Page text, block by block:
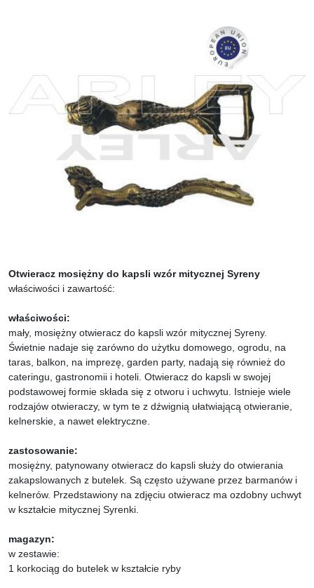
Otwieracz mosiężny do kapsli wzór mitycznej Syreny
właściwości i zawartość:
właściwości:
mały, mosiężny otwieracz do kapsli wzór mitycznej Syreny.
Świetnie nadaje się zarówno do użytku domowego, ogrodu, na
taras, balkon, na imprezę, garden party, nadają się również do
cateringu, gastronomii i hoteli. Otwieracz do kapsli w swojej
podstawowej formie składa się z otworu i uchwytu. Istnieje wiele
rodzajów otwieraczy, w tym te z dźwignią ułatwiającą otwieranie,
kelnerskie, a nawet elektryczne.
zastosowanie:
mosiężny, patynowany otwieracz do kapsli służy do otwierania
zakapslowanych z butelek. Są często używane przez barmanów i
kelnerów. Przedstawiony na zdjęciu otwieracz ma ozdobny uchwyt
w kształcie mitycznej Syrenki.
magazyn:
w zestawie:
1 korkociąg do butelek w kształcie ryby